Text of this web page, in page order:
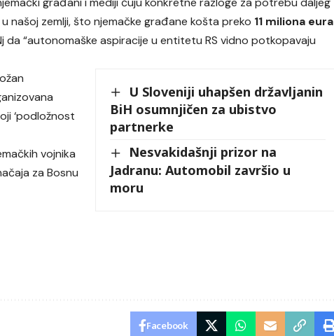
našoj zemlji, što njemačke građane košta preko 11 miliona eura
da “autonomaške aspiracije u entitetu RS vidno potkopavaju
U Sloveniji uhapšen državljanin
BiH osumnjičen za ubistvo
partnerke
Nesvakidašnji prizor na
Jadranu: Automobil završio u
moru
‘podložnost
vojnika
za Bosnu
Facebook